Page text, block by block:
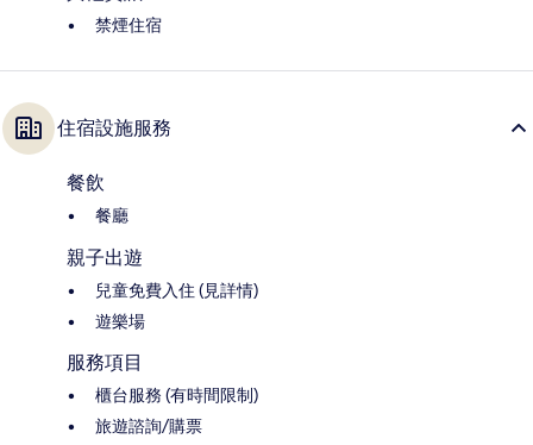
禁煙住宿
住宿設施服務
餐飲
餐廳
親子出遊
兒童免費入住 (見詳情)
遊樂場
服務項目
櫃台服務 (有時間限制)
旅遊諮詢/購票